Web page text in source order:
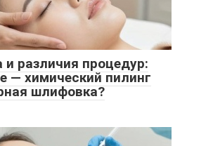
и различия процедур:
— химический пилинг
шлифовка?